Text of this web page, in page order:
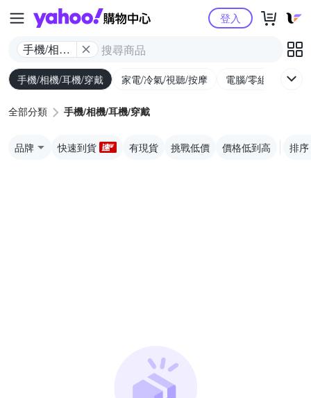
Yahoo購物中心
手機/相機/
耳機/穿戴
登入
手機/相機/耳機/穿戴 家電/冷氣/視聽/按摩 電腦/零組件/週邊/
全部分類 手機/相機/耳機/穿戴
品牌 快速到貨 有現貨 挑戰低價 價格低到高 排序